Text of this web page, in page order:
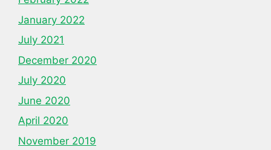
January 2022
July 2021
December 2020
July 2020
June 2020
April 2020
November 2019